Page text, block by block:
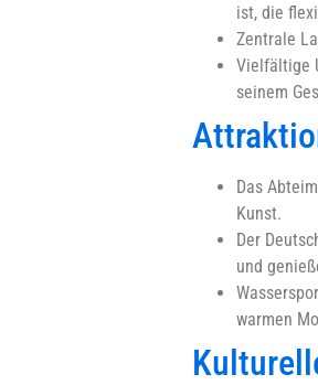
ist, die
Zentrale
Vielfältige
seinem
Das
Kunst.
Der
und
warmen